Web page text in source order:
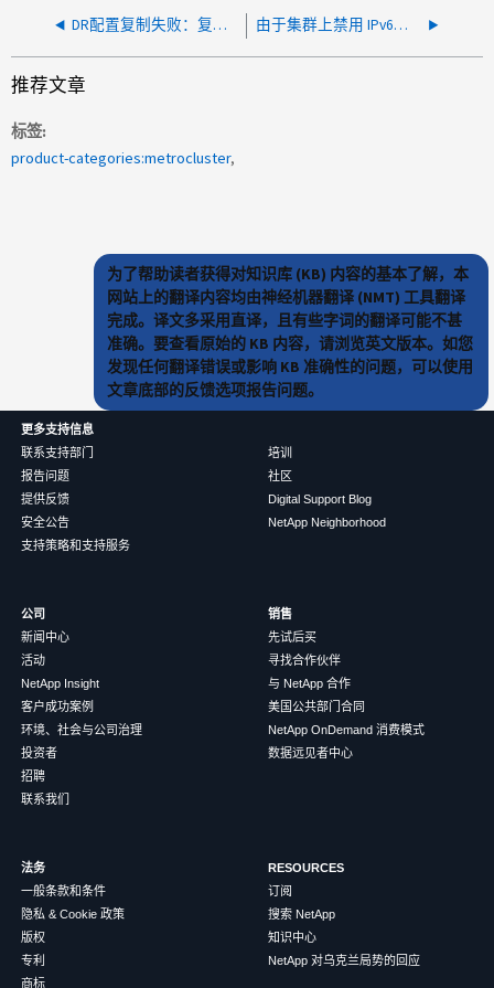
DR配置复制失败：复制已暂停 由于集群上禁用 IPv6，DR 配置复制失败
推荐文章
标签
product-categories:metrocluster
为了帮助读者获得对知识库 (KB) 内容的基本了解，本
网站上的翻译内容均由神经机器翻译 (NMT) 工具翻译
完成。译文多采用直译，且有些字词的翻译可能不甚
准确。要查看原始的 KB 内容，请浏览英文版本。如您
发现任何翻译错误或影响 KB 准确性的问题，可以使用
文章底部的反馈选项报告问题。
更多支持信息
联系支持部门
报告问题
提供反馈
安全公告
支持策略和支持服务
培训
社区
Digital Support Blog
NetApp Neighborhood
公司
新闻中心
活动
NetApp Insight
客户成功案例
环境、社会与公司治理
投资者
招聘
联系我们
销售
先试后买
寻找合作伙伴
与 NetApp 合作
美国公共部门合同
NetApp OnDemand 消费模式
数据远见者中心
法务
一般条款和条件
隐私 & Cookie 政策
版权
专利
商标
RESOURCES
订阅
搜索 NetApp
知识中心
NetApp 对乌克兰局势的回应